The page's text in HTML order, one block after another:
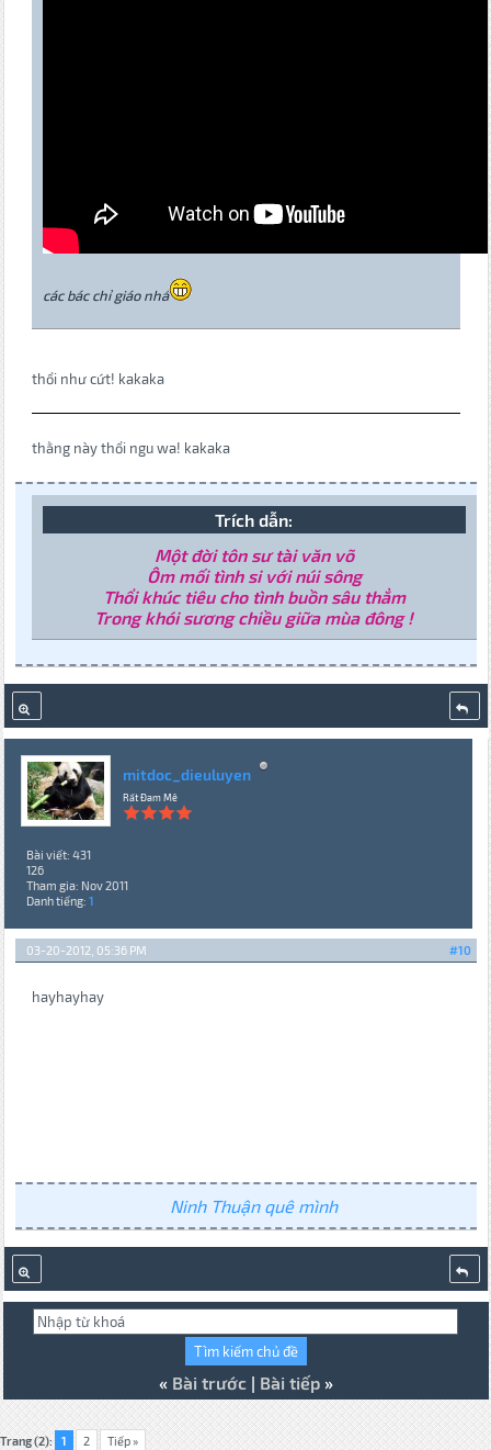
các bác chỉ giáo nhá
thổi như cứt! kakaka
thằng này thổi ngu wa! kakaka
Trích dẫn:
Một đời tôn sư tài văn võ
Ôm mối tình si với núi sông
Thổi khúc tiêu cho tình buồn sâu thẳm
Trong khói sương chiều giữa mùa đông !
mitdoc_dieuluyen
Rất Đam Mê
Bài viết: 431
126
Tham gia: Nov 2011
Danh tiếng: 1
#10
03-20-2012, 05:36 PM
hayhayhay
Ninh Thuận quê mình
« Bài trước| Bài tiếp»
Trang (2): 1 2 Tiếp »